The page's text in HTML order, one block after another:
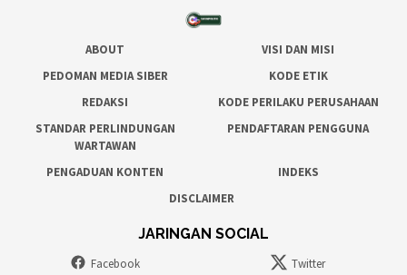
ABOUT
VISI DAN MISI
PEDOMAN MEDIA SIBER
KODE ETIK
REDAKSI
KODE PERILAKU PERUSAHAAN
STANDAR PERLINDUNGAN
WARTAWAN
PENDAFTARAN PENGGUNA
PENGADUAN KONTEN
INDEKS
DISCLAIMER
JARINGAN SOCIAL
Facebook Twitter